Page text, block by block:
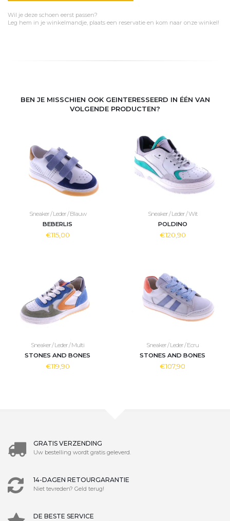
Wil je deze schoen eerst passen?
Leg hem in je winkelmandje, plaats een reservatie en kom naar onze winkel!
BEN JE MISSCHIEN OOK GEINTERESSEERD IN ÉÉN VAN
VOLGENDE PRODUCTEN?
Sneaker / Leder / Blauw
BEBERLIS
€115,00
Sneaker / Leder / Wit
POLDINO
€120,90
Sneaker / Leder / Multi
STONES AND BONES
€119,90
Sneaker / Leder / Ecru
STONES AND BONES
€107,90
GRATIS VERZENDING
Uw bestelling wordt gratis geleverd.
14-DAGEN RETOURGARANTIE
Niet tevreden? Geld terug!
DE BESTE SERVICE